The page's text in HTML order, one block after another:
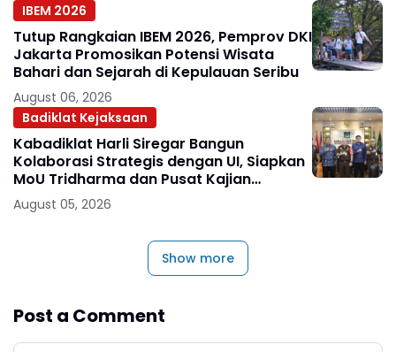
IBEM 2026
Tutup Rangkaian IBEM 2026, Pemprov DKI
Jakarta Promosikan Potensi Wisata
Bahari dan Sejarah di Kepulauan Seribu
August 06, 2026
Badiklat Kejaksaan
Kabadiklat Harli Siregar Bangun
Kolaborasi Strategis dengan UI, Siapkan
MoU Tridharma dan Pusat Kajian
Kejaksaan
August 05, 2026
Show more
Post a Comment